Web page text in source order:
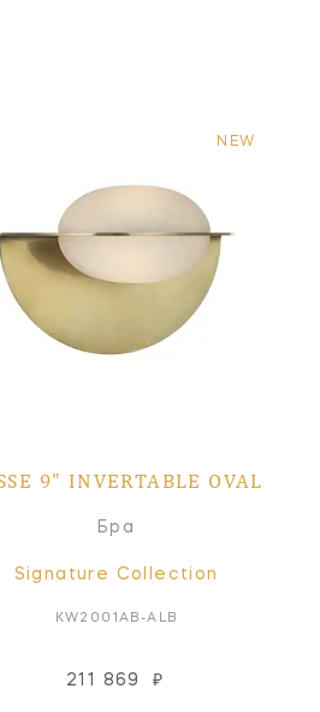
NEW
9" INVERTABLE OVAL
Бра
Signature Collection
KW2001AB-ALB
211 869 ₽